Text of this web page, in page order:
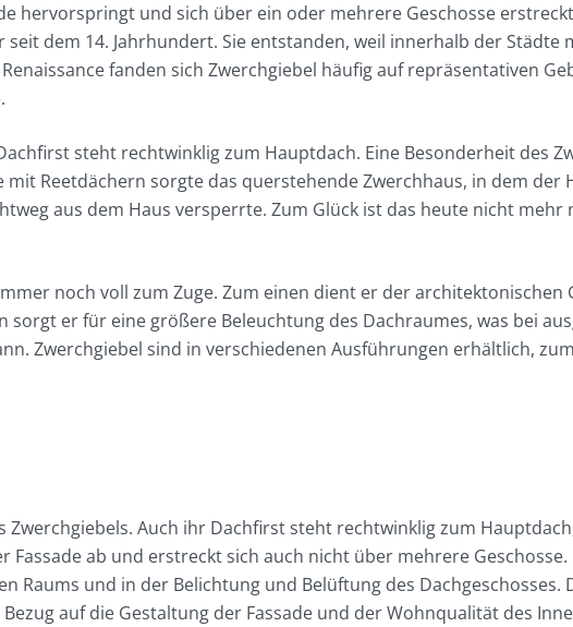
hervorspringt und sich über ein oder mehrere Geschosse
dem 14. Jahrhundert. Sie entstanden, weil innerhalb der Städte
fanden sich Zwerchgiebel häufig auf repräsentativen
steht rechtwinklig zum Hauptdach. Eine Besonderheit des
Reetdächern sorgte das querstehende Zwerchhaus, in dem der
aus dem Haus versperrte. Zum Glück ist das heute nicht mehr
noch voll zum Zuge. Zum einen dient er der architektonischen
er für eine größere Beleuchtung des Dachraumes, was bei
Zwerchgiebel sind in verschiedenen Ausführungen erhältlich,
Zwerchgiebels. Auch ihr Dachfirst steht rechtwinklig zum
ab und erstreckt sich auch nicht über mehrere Geschosse.
Raums und in der Belichtung und Belüftung des Dachgeschosses.
auf die Gestaltung der Fassade und der Wohnqualität des